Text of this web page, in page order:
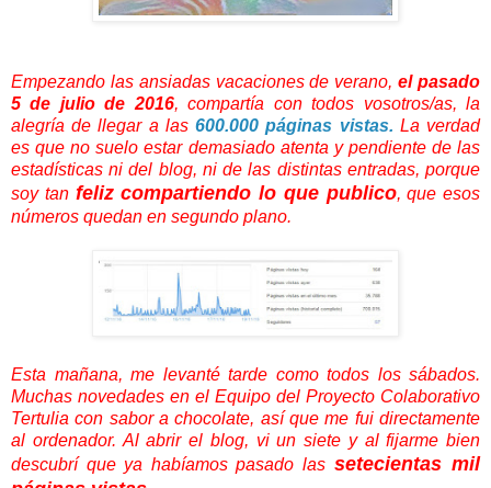
Empezando las ansiadas vacaciones de verano,el pasado
5 de julio de 2016, compartía con todos vosotros/as, la
alegría de llegar a las600.000 páginas vistas. La verdad
es que no suelo estar demasiado atenta y pendiente de las
estadísticas ni del blog, ni de las distintas entradas, porque
soy tan feliz compartiendo lo que publico, que esos
números quedan en segundo plano.
Esta mañana, me levanté tarde como todos los sábados.
Muchas novedades en el Equipo del Proyecto Colaborativo
Tertulia con sabor a chocolate, así que me fui directamente
al ordenador. Al abrir el blog, vi un siete y al fijarme bien
descubrí que ya habíamos pasado lassetecientas mil